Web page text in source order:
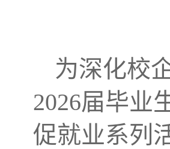
为深化校
2026届毕业
促就业系列